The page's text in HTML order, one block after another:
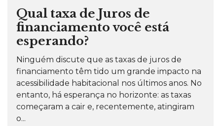
Qual taxa de Juros de
financiamento você está
esperando?
Ninguém discute que as taxas de juros de
financiamento têm tido um grande impacto na
acessibilidade habitacional nos últimos anos. No
entanto, há esperança no horizonte: as taxas
começaram a cair e, recentemente, atingiram
o...